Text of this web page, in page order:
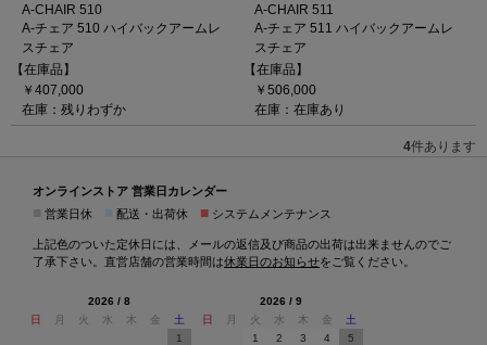
A-CHAIR 510
A-チェア 510 ハイバックアームレ
スチェア
【在庫品】
￥407,000
在庫：残りわずか
A-CHAIR 511
A-チェア 511 ハイバックアームレ
スチェア
【在庫品】
￥506,000
在庫：在庫あり
4件あります
オンラインストア 営業日カレンダー
営業日休 配送・出荷休 ■ システムメンテナンス
上記色のついた定休日には、メールの返信及び商品の出荷は出来ませんのでご
了承下さい。直営店舗の営業時間は休業日のお知らせをご覧ください。
2026 / 8
日
月 火 水 木 金
土
1
2026 / 9
日
月 火 水 木 金
土
1
2 3 4
5